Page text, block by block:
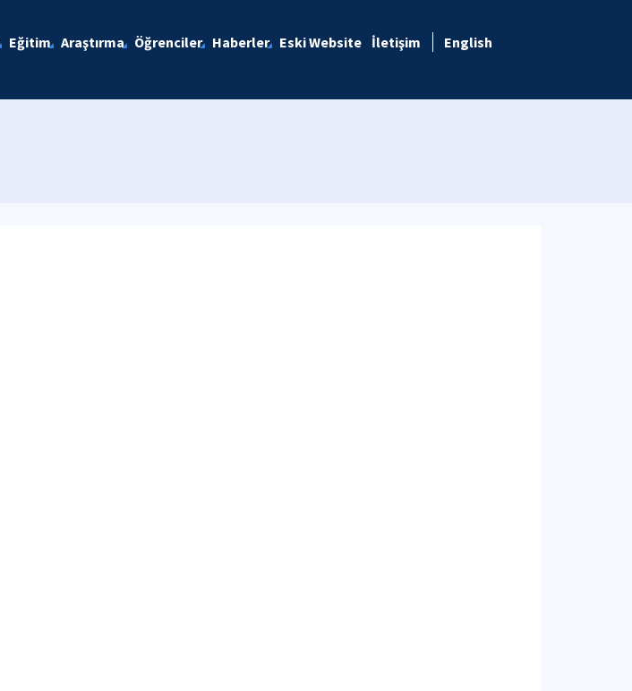
Eğitim Araştırma Öğrenciler Haberler Eski Website İletişim English